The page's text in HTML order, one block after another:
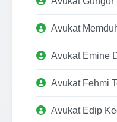
Avukat
Avukat Emine
Avukat Fehmi
Avukat Edip